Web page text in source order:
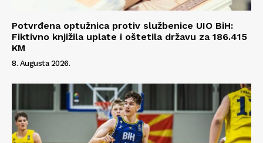
Potvrđena optužnica protiv službenice UIO BiH:
Fiktivno knjižila uplate i oštetila državu za 186.415
KM
8. Augusta 2026.